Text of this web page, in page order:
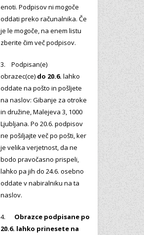
enoti. Podpisov ni mogoče
oddati preko računalnika. Če
je le mogoče, na enem listu
zberite čim več podpisov.
3. Podpisan(e)
obrazec(ce) do 20.6. lahko
oddate na pošto in pošljete
na naslov: Gibanje za otroke
in družine, Malejeva 3, 1000
Ljubljana. Po 20.6. podpisov
ne pošiljajte več po pošti, ker
je velika verjetnost, da ne
bodo pravočasno prispeli,
lahko pa jih do 24.6. osebno
oddate v nabiralniku na ta
naslov.
4. Obrazce podpisane po
20.6. lahko prinesete na